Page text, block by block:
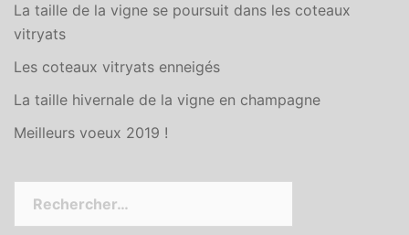
La taille de la vigne se poursuit dans les coteaux
vitryats
Les coteaux vitryats enneigés
La taille hivernale de la vigne en champagne
Meilleurs voeux 2019 !